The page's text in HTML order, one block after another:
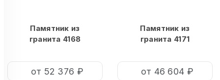
Памятник из
гранита 4168
от 52 376 ₽
Памятник из
гранита 4171
от 46 604 ₽